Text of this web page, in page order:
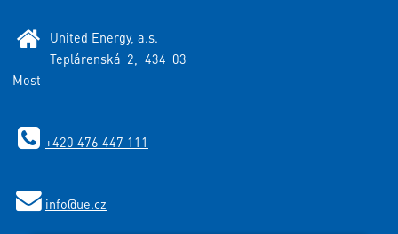
United Energy, a.s.
Teplárenská 2, 434 03
Most
+420 476 447 111
info@ue.cz